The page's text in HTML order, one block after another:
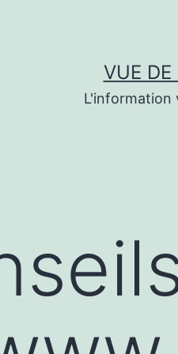
VUE DE
L'information